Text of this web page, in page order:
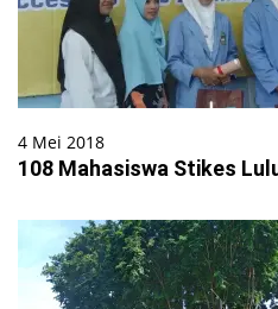
4 Mei 2018
108 Mahasiswa Stikes